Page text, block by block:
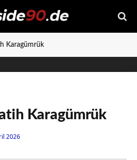
Karagümrük
Karagümrük
2026